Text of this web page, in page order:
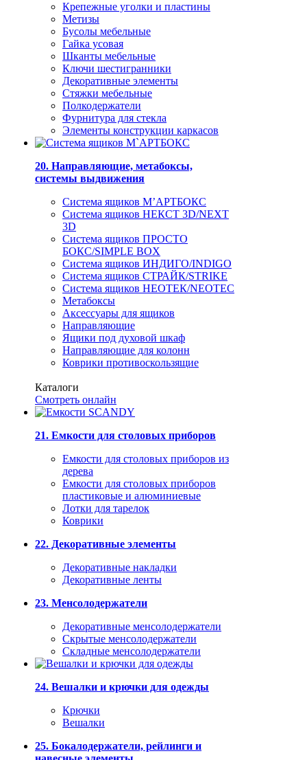
Крепежные уголки и пластины
Метизы
Бусолы мебельные
Гайка усовая
Шканты мебельные
Ключи шестигранники
Декоративные элементы
Стяжки мебельные
Полкодержатели
Фурнитура для стекла
Элементы конструкции каркасов
20. Направляющие, метабоксы,
системы выдвижения
Система ящиков М’АРТБОКС
Система ящиков НЕКСТ 3D/NEXT
3D
Система ящиков ПРОСТО
БОКС/SIMPLE BOX
Система ящиков ИНДИГО/INDIGO
Система ящиков СТРАЙК/STRIKE
Система ящиков НЕОТЕК/NEOTEC
Метабоксы
Аксессуары для ящиков
Направляющие
Ящики под духовой шкаф
Направляющие для колонн
Коврики противоскользящие
Каталоги
Смотреть онлайн
21. Емкости для столовых приборов
Емкости для столовых приборов из
дерева
Емкости для столовых приборов
пластиковые и алюминиевые
Лотки для тарелок
Коврики
22. Декоративные элементы
Декоративные накладки
Декоративные ленты
23. Менсолодержатели
Декоративные менсолодержатели
Скрытые менсолодержатели
Складные менсолодержатели
24. Вешалки и крючки для одежды
Крючки
Вешалки
25. Бокалодержатели, рейлинги и